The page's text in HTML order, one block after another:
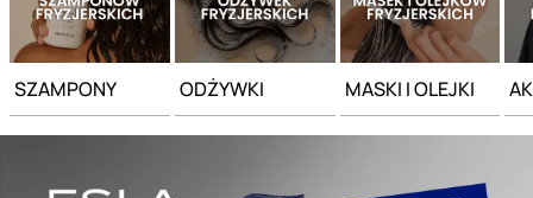
SZAMPONY ODŻYWKI MASKI I OLEJKI